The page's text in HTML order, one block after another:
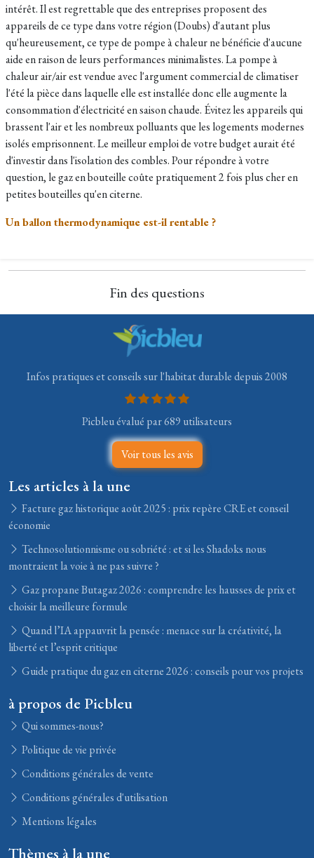
intérêt. Il est regrettable que des entreprises proposent des
appareils de ce type dans votre région (Doubs) d'autant plus
qu'heureusement, ce type de pompe à chaleur ne bénéficie d'aucune
aide en raison de leurs performances minimalistes. La pompe à
chaleur air/air est vendue avec l'argument commercial de climatiser
l'été la pièce dans laquelle elle est installée donc elle augmente la
consommation d'électricité en saison chaude. Évitez les appareils qui
brassent l'air et les nombreux polluants que les logements modernes
isolés emprisonnent. Le meilleur emploi de votre budget aurait été
d'investir dans l'isolation des combles. Pour répondre à votre
question, le gaz en bouteille coûte pratiquement 2 fois plus cher en
petites bouteilles qu'en citerne.
Un ballon thermodynamique est-il rentable ?
Fin des questions
Infos pratiques et conseils sur l'habitat durable depuis 2008
Picbleu évalué par 689 utilisateurs
Voir tous les avis
Les articles à la une
Facture gaz historique août 2025 : prix repère CRE et conseil
économie
Technosolutionnisme ou sobriété : et si les Shadoks nous
montraient la voie à ne pas suivre ?
Gaz propane Butagaz 2026 : comprendre les hausses de prix et
choisir la meilleure formule
Quand l’IA appauvrit la pensée : menace sur la créativité, la
liberté et l’esprit critique
Guide pratique du gaz en citerne 2026 : conseils pour vos projets
à propos de Picbleu
Qui sommes-nous?
Politique de vie privée
Conditions générales de vente
Conditions générales d'utilisation
Mentions légales
Thèmes à la une